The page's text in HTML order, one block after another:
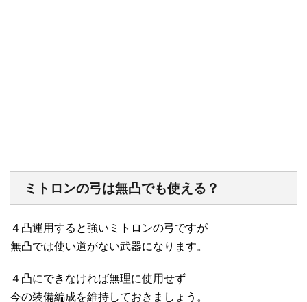
ミトロンの弓は無凸でも使える？
４凸運用すると強いミトロンの弓ですが
無凸では使い道がない武器になります。
４凸にできなければ無理に使用せず
今の装備編成を維持しておきましょう。